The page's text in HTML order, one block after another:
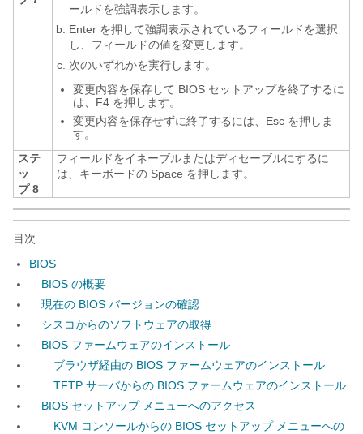
ールドを強調表示します。
Enter を押して強調表示されているフィールドを選択
し、フィールドの値を変更します。
次のいずれかを実行します。
変更内容を保存して BIOS セットアップを終了するに
は、F4 を押します。
変更内容を保存せずに終了するには、Esc を押しま
す。
ステ
ッ
プ 8
フィールドをイネーブルまたはディセーブルにするに
は、キーボードの Space を押します。
目次
BIOS
BIOS の概要
現在の BIOS バージョンの確認
シスコからのソフトウェアの取得
BIOS ファームウェアのインストール
ブラウザ経由の BIOS ファームウェアのインストール
TFTP サーバからの BIOS ファームウェアのインストール
BIOS セットアップ メニューへのアクセス
KVM コンソールからの BIOS セットアップ メニューへの